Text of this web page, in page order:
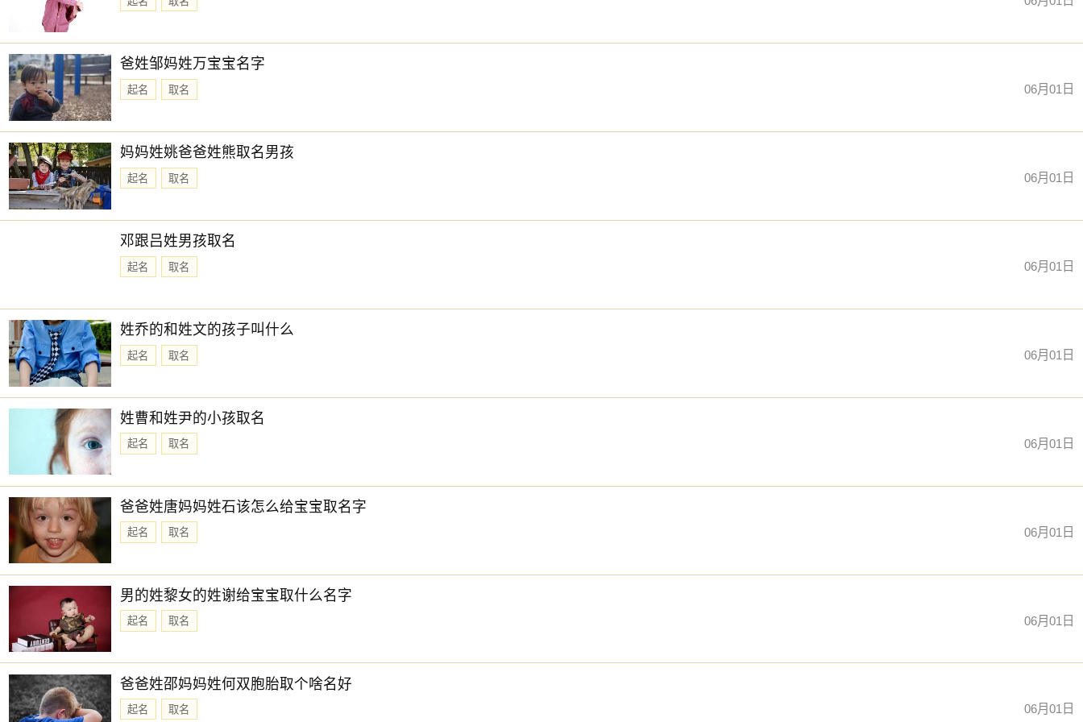
爸姓邹妈姓万宝宝名字
起名 取名 06月01日
妈妈姓姚爸爸姓熊取名男孩
起名 取名 06月01日
邓跟吕姓男孩取名
起名 取名 06月01日
姓乔的和姓文的孩子叫什么
起名 取名 06月01日
姓曹和姓尹的小孩取名
起名 取名 06月01日
爸爸姓唐妈妈姓石该怎么给宝宝取名字
起名 取名 06月01日
男的姓黎女的姓谢给宝宝取什么名字
起名 取名 06月01日
爸爸姓邵妈妈姓何双胞胎取个啥名好
起名 取名 06月01日